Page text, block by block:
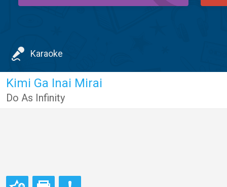
Karaoke
Kimi Ga Inai Mirai
Do As Infinity